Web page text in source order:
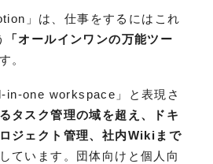
」は、仕事をするにはこれ
「オールインワンの万能ツー
。
in-one workspace」と表現さ
タスク管理の域を超え、ドキ
ジェクト管理、社内Wikiまで
しています。団体向けと個人向